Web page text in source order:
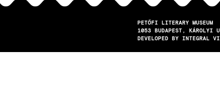
PETŐFI LITERARY MUSEUM
1053
BUDAPEST
KÁROLYI
DEVELOPED BY INTEGRAL